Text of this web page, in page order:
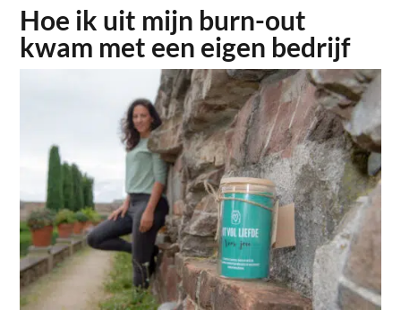
Hoe ik uit mijn burn-out
kwam met een eigen bedrijf